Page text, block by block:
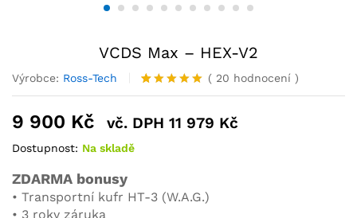
VCDS Max – HEX-V2
Výrobce: Ross-Tech
Hodnoceno
na základě
20
( 20 hodnocení )
9 900 Kč vč. DPH 11 979 Kč
Dostupnost: Na skladě
ZDARMA bonusy
• Transportní kufr HT-3 (W.A.G.)
• 3 roky záruka